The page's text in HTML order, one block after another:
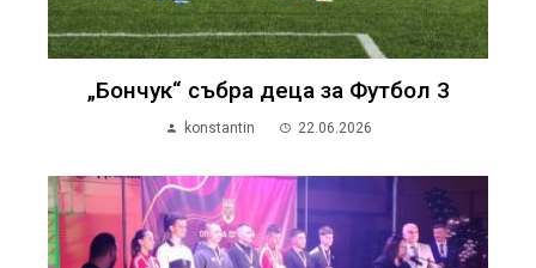
„Бончук“ събра деца за Футбол 3
konstantin 22.06.2026